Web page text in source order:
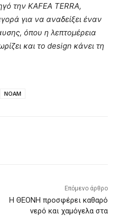
την KAFEA TERRA,
για να αναδείξει έναν
όπου η λεπτομέρεια
και το design κάνει τη
ΝΟΑΜ
Επόμενο άρθρο
Η ΘΕΟΝΗ προσφέρει καθαρό
νερό και χαμόγελα στα